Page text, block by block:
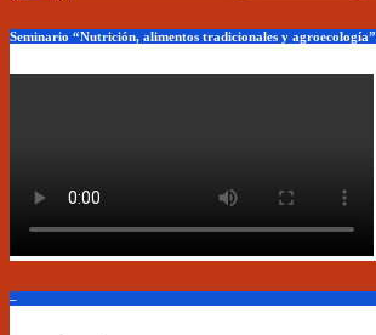
Seminario “Nutrición, alimentos tradicionales y agroecología”
–